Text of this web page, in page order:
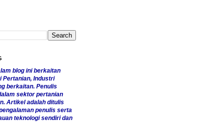
blog ini berkaitan
Pertanian, Industri
berkaitan. Penulis
sektor pertanian
Artikel adalah ditulis
penulis serta
teknologi sendiri dan